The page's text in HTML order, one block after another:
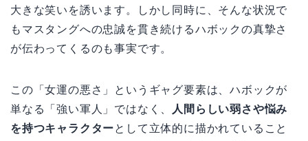
大きな笑いを誘います。しかし同時に、そんな状況で
もマスタングへの忠誠を貫き続けるハボックの真摯さ
が伝わってくるのも事実です。
この「女運の悪さ」というギャグ要素は、ハボックが
単なる「強い軍人」ではなく、
人間らしい弱さや悩み
を持つキャラクターとして立体的に描かれていること